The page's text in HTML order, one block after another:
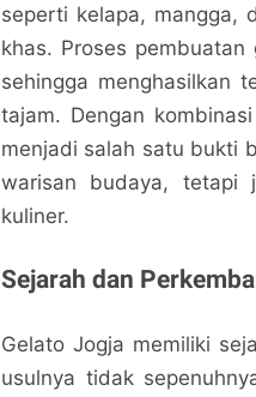
seperti kelapa, mangga,
khas. Proses
sehingga menghasilkan
tajam. Dengan
menjadi salah satu bukti
warisan budaya, tetapi
kuliner.
Sejarah dan
Gelato Jogja memiliki
usulnya tidak